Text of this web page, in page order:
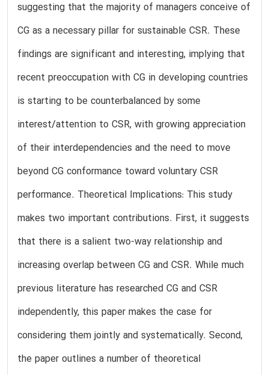
suggesting that the majority of managers conceive of
CG as a necessary pillar for sustainable CSR. These
findings are significant and interesting, implying that
recent preoccupation with CG in developing countries
is starting to be counterbalanced by some
interest/attention to CSR, with growing appreciation
of their interdependencies and the need to move
beyond CG conformance toward voluntary CSR
performance. Theoretical Implications: This study
makes two important contributions. First, it suggests
that there is a salient two-way relationship and
increasing overlap between CG and CSR. While much
previous literature has researched CG and CSR
independently, this paper makes the case for
considering them jointly and systematically. Second,
the paper outlines a number of theoretical